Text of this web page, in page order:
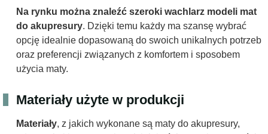
Na rynku można znaleźć szeroki wachlarz modeli mat
do akupresury. Dzięki temu każdy ma szansę wybrać
opcję idealnie dopasowaną do swoich unikalnych potrzeb
oraz preferencji związanych z komfortem i sposobem
użycia maty.
Materiały użyte w produkcji
Materiały, z jakich wykonane są maty do akupresury,